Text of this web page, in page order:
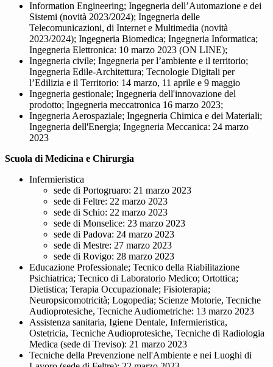
Information Engineering; Ingegneria dell’Automazione e dei
Sistemi (novità 2023/2024); Ingegneria delle
Telecomunicazioni, di Internet e Multimedia (novità
2023/2024); Ingegneria Biomedica; Ingegneria Informatica;
Ingegneria Elettronica: 10 marzo 2023 (ON LINE);
Ingegneria civile; Ingegneria per l’ambiente e il territorio;
Ingegneria Edile-Architettura; Tecnologie Digitali per
l’Edilizia e il Territorio: 14 marzo, 11 aprile e 9 maggio
Ingegneria gestionale; Ingegneria dell'innovazione del
prodotto; Ingegneria meccatronica 16 marzo 2023;
Ingegneria Aerospaziale; Ingegneria Chimica e dei Materiali;
Ingegneria dell'Energia; Ingegneria Meccanica: 24 marzo
2023
Scuola di Medicina e Chirurgia
Infermieristica
sede di Portogruaro: 21 marzo 2023
sede di Feltre: 22 marzo 2023
sede di Schio: 22 marzo 2023
sede di Monselice: 23 marzo 2023
sede di Padova: 24 marzo 2023
sede di Mestre: 27 marzo 2023
sede di Rovigo: 28 marzo 2023
Educazione Professionale; Tecnico della Riabilitazione
Psichiatrica; Tecnico di Laboratorio Medico; Ortottica;
Dietistica; Terapia Occupazionale; Fisioterapia;
Neuropsicomotricità; Logopedia; Scienze Motorie, Tecniche
Audioprotesiche, Tecniche Audiometriche: 13 marzo 2023
Assistenza sanitaria, Igiene Dentale, Infermieristica,
Ostetricia, Tecniche Audioprotesiche, Tecniche di Radiologia
Medica (sede di Treviso): 21 marzo 2023
Tecniche della Prevenzione nell'Ambiente e nei Luoghi di